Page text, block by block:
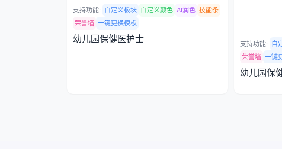
支持功能: 自定义板块 自定义颜色 AI润色 技能条
荣誉墙 一键更换模板
幼儿园保健医护士 支持功能: 自
荣誉墙 一键
幼儿园保